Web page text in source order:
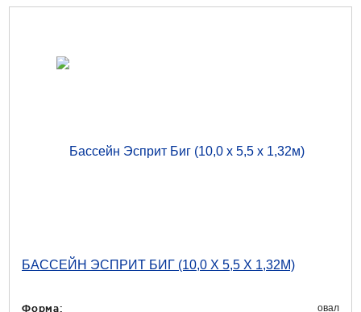
БАССЕЙН ЭСПРИТ БИГ (10,0 Х 5,5 Х 1,32М)
Форма: овал